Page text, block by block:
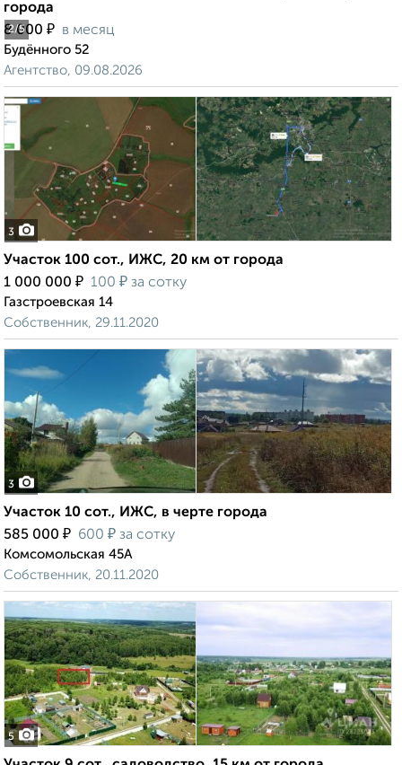
2/5
города
8 000 ₽ в месяц
Будённого 52
Агентство, 09.08.2026
3
Участок 100 сот., ИЖС, 20 км от города
1 000 000 ₽ 100 ₽ за сотку
Газстроевская 14
Собственник, 29.11.2020
3
Участок 10 сот., ИЖС, в черте города
585 000 ₽ 600 ₽ за сотку
Комсомольская 45А
Собственник, 20.11.2020
5